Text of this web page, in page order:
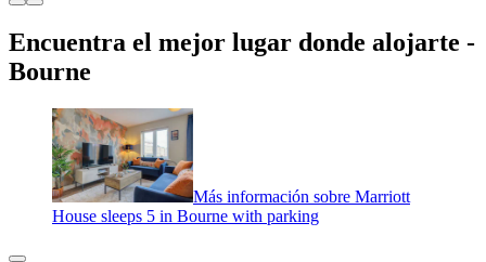
Encuentra el mejor lugar donde alojarte -
Bourne
Más información sobre Marriott
House sleeps 5 in Bourne with parking